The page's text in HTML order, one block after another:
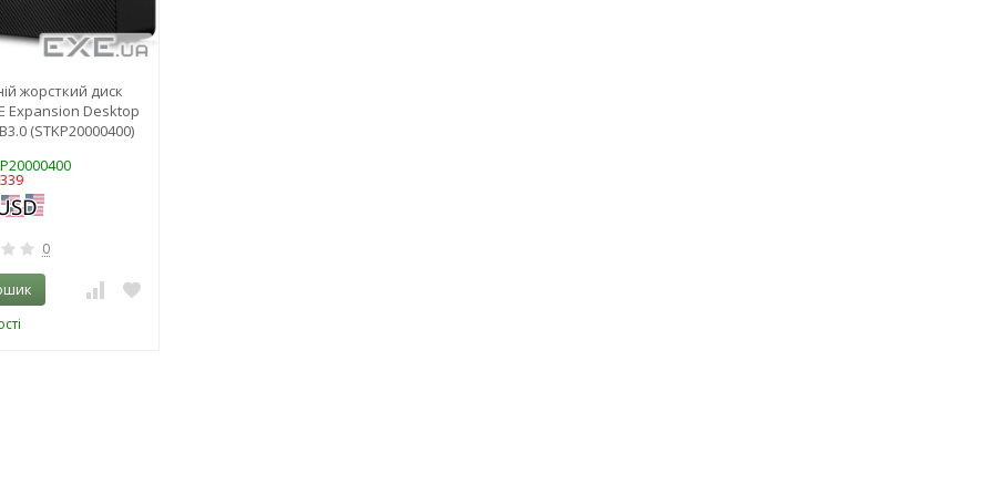
жорсткий диск
Expansion Desktop
(STKP20000400)
0